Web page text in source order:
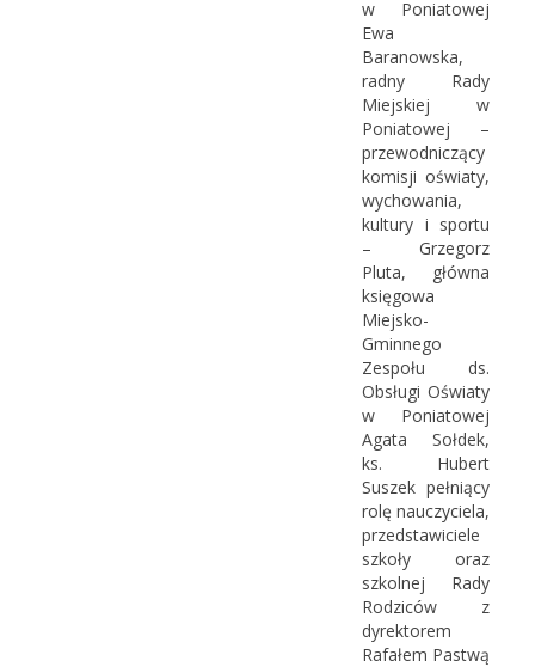
w Poniatowej
Ewa
Baranowska,
radny Rady
Miejskiej w
Poniatowej –
przewodniczący
komisji oświaty,
wychowania,
kultury i sportu
– Grzegorz
Pluta, główna
księgowa
Miejsko-
Gminnego
Zespołu ds.
Obsługi Oświaty
w Poniatowej
Agata Sołdek,
ks. Hubert
Suszek pełniący
rolę nauczyciela,
przedstawiciele
szkoły oraz
szkolnej Rady
Rodziców z
dyrektorem
Rafałem Pastwą